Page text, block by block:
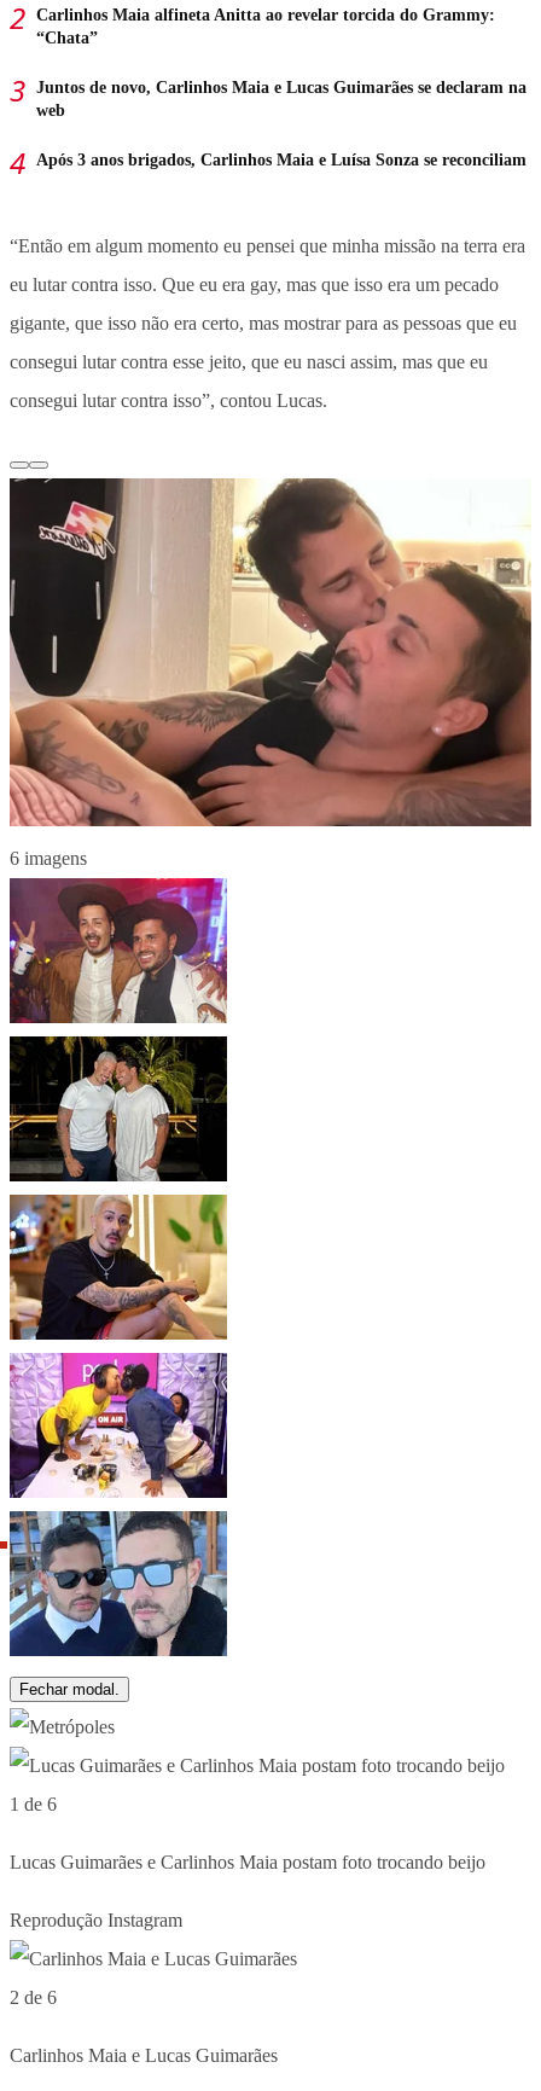
Carlinhos Maia alfineta Anitta ao revelar torcida do Grammy:
“Chata”
Juntos de novo, Carlinhos Maia e Lucas Guimarães se declaram na
web
Após 3 anos brigados, Carlinhos Maia e Luísa Sonza se reconciliam
“Então em algum momento eu pensei que minha missão na terra era
eu lutar contra isso. Que eu era gay, mas que isso era um pecado
gigante, que isso não era certo, mas mostrar para as pessoas que eu
consegui lutar contra esse jeito, que eu nasci assim, mas que eu
consegui lutar contra isso”, contou Lucas.
6 imagens
Fechar modal.
1 de 6
Lucas Guimarães e Carlinhos Maia postam foto trocando beijo
Reprodução Instagram
2 de 6
Carlinhos Maia e Lucas Guimarães